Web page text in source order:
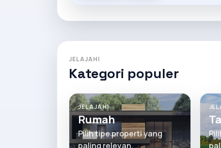
JELAJAHI
Kategori populer
JELAJAHI
Rumah
Pilih tipe properti yang
paling relevan.